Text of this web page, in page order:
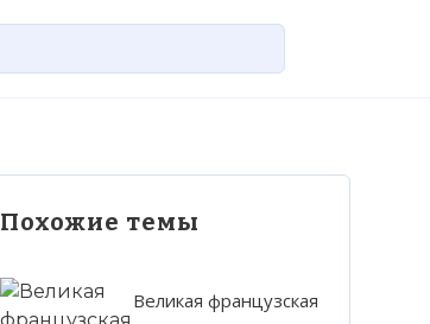
Похожие темы
Великая французская